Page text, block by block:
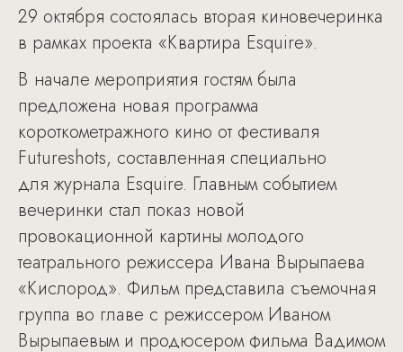
29 октября состоялась вторая киновечеринка
в рамках проекта «Квартира Esquire».
В начале мероприятия гостям была
предложена новая программа
короткометражного кино от фестиваля
Futureshots, составленная специально
для журнала Esquire. Главным событием
вечеринки стал показ новой
провокационной картины молодого
театрального режиссера Ивана Вырыпаева
«Кислород». Фильм представила съемочная
группа во главе с режиссером Иваном
Вырыпаевым и продюсером фильма Вадимом